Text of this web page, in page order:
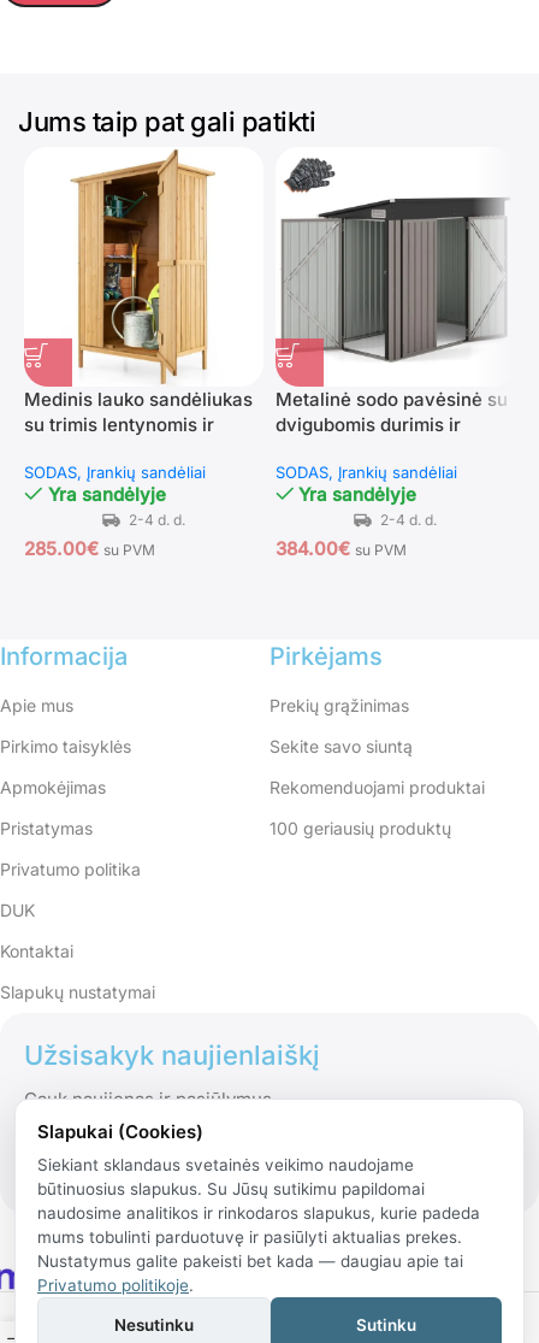
Jums taip pat gali patikti
Medinis lauko sandėliukas
su trimis lentynomis ir
(Natūrali)
SODAS Įrankių sandėliai
Yra sandėlyje
285.00€ su PVM
Metalinė sodo pavėsinė su
dvigubomis durimis ir
ruda)
SODAS Įrankių sandėliai
Yra sandėlyje
384.00€ su PVM
Informacija
Apie mus
Pirkimo taisyklės
Apmokėjimas
Pristatymas
Privatumo politika
DUK
Kontaktai
Slapukų nustatymai
Pirkėjams
Prekių grąžinimas
Sekite savo siuntą
Rekomenduojami produktai
100 geriausių produktų
Užsisakyk naujienlaiškį
Gauk naujienas ir pasiūlymus
© 2026 Rinko.lt
Slapukai (Cookies)
Siekiant sklandaus svetainės veikimo naudojame
būtinuosius slapukus. Su Jūsų sutikimu papildomai
naudosime analitikos ir rinkodaros slapukus, kurie padeda
mums tobulinti parduotuvę ir pasiūlyti aktualias prekes.
Nustatymus galite pakeisti bet kada — daugiau apie tai
Privatumo politikoje.
Nesutinku Sutinku